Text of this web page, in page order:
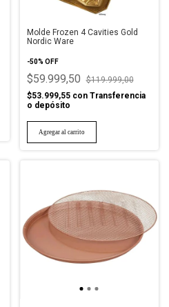
Molde Frozen 4 Cavities Gold
Nordic Ware
-50% OFF
$59.999,50
$119.999,00
$53.999,55 con Transferencia
o depósito